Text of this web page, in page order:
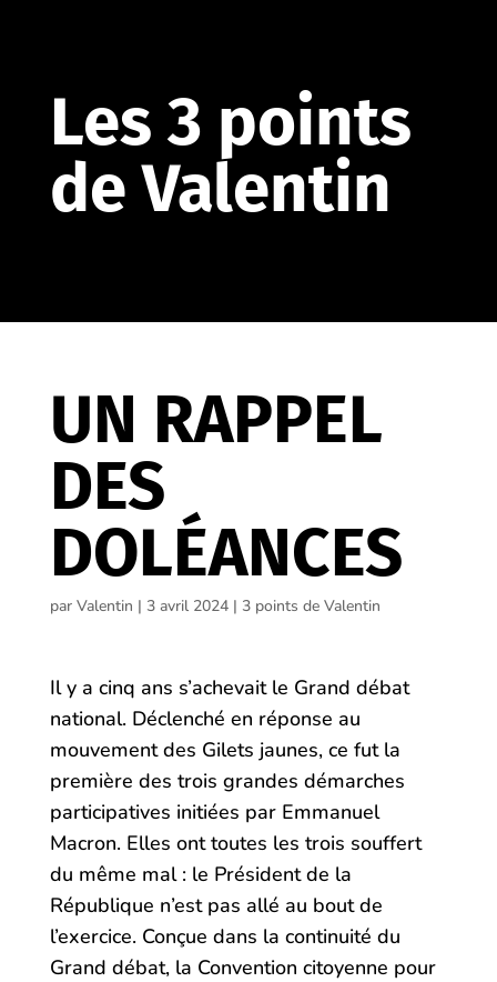
Les 3 points
de Valentin
UN RAPPEL
DES
DOLÉANCES
par Valentin | 3 avril 2024| 3 points de Valentin
Il y a cinq ans s’achevait le Grand débat
national. Déclenché en réponse au
mouvement des Gilets jaunes, ce fut la
première des trois grandes démarches
participatives initiées par Emmanuel
Macron. Elles ont toutes les trois souffert
du même mal : le Président de la
République n’est pas allé au bout de
l’exercice. Conçue dans la continuité du
Grand débat, la Convention citoyenne pour